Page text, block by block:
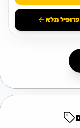
פרופיל מלא